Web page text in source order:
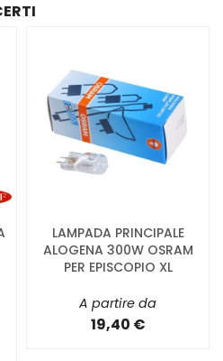
LAMPADA PRINCIPALE
ALOGENA 300W OSRAM
PER EPISCOPIO XL
A partire da
19,40 €